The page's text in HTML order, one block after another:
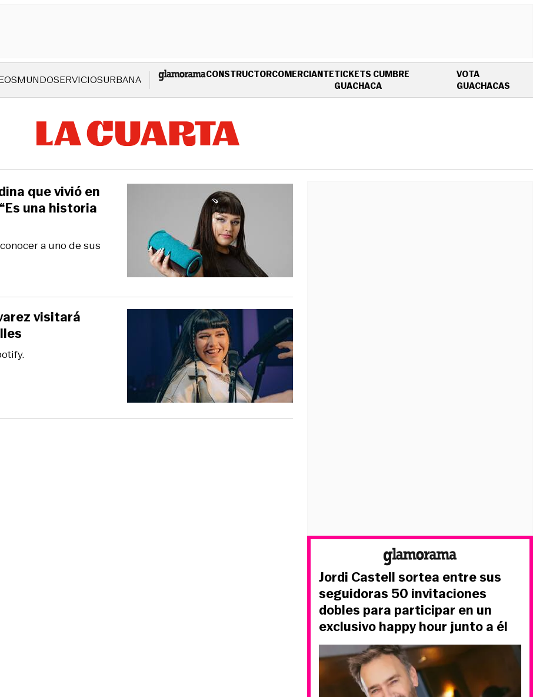
MUNDOSERVICIOSURBANA CONSTRUCTORCOMERCIANTETICKETS CUMBRE
GUACHACAOPENS IN NEW WINDOW
VOTA
GUACHACAS
a uno de sus
que vivió en
una historia
visitará
Jordi Castell sortea entre sus
seguidoras 50 invitaciones
dobles para participar en un
exclusivo happy hour junto a él